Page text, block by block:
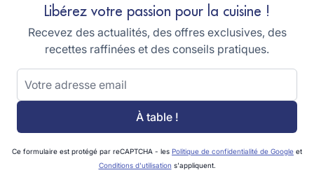
Libérez votre passion pour la cuisine !
Recevez des actualités, des offres exclusives, des
recettes raffinées et des conseils pratiques.
Adresse email
À table !
Ce formulaire est protégé par reCAPTCHA - les Politique de confidentialité de Google et
Conditions d'utilisation s'appliquent.